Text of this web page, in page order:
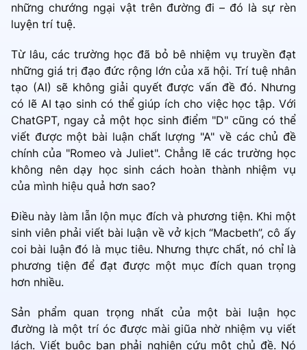
những chướng ngại vật trên đường đi – đó là sự rèn
luyện trí tuệ.
Từ lâu, các trường học đã bỏ bê nhiệm vụ truyền đạt
những giá trị đạo đức rộng lớn của xã hội. Trí tuệ nhân
tạo (AI) sẽ không giải quyết được vấn đề đó. Nhưng
có lẽ AI tạo sinh có thể giúp ích cho việc học tập. Với
ChatGPT, ngay cả một học sinh điểm "D" cũng có thể
viết được một bài luận chất lượng "A" về các chủ đề
chính của "Romeo và Juliet". Chẳng lẽ các trường học
không nên dạy học sinh cách hoàn thành nhiệm vụ
của mình hiệu quả hơn sao?
Điều này làm lẫn lộn mục đích và phương tiện. Khi một
sinh viên phải viết bài luận về vở kịch “Macbeth”, cô ấy
coi bài luận đó là mục tiêu. Nhưng thực chất, nó chỉ là
phương tiện để đạt được một mục đích quan trọng
hơn nhiều.
Sản phẩm quan trọng nhất của một bài luận học
đường là một trí óc được mài giũa nhờ nhiệm vụ viết
lách. Viết buộc bạn phải nghiên cứu một chủ đề. Nó